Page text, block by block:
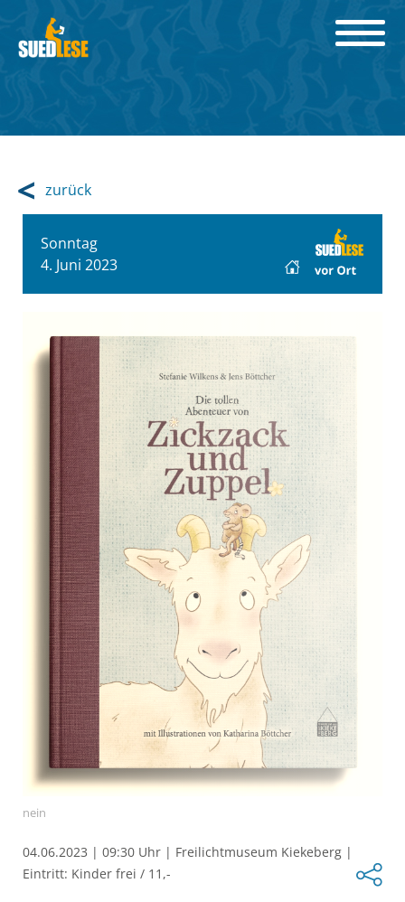
zurück
Sonntag
4. Juni 2023
nein
04.06.2023 | 09:30 Uhr | Freilichtmuseum Kiekeberg |
Eintritt: Kinder frei / 11,-